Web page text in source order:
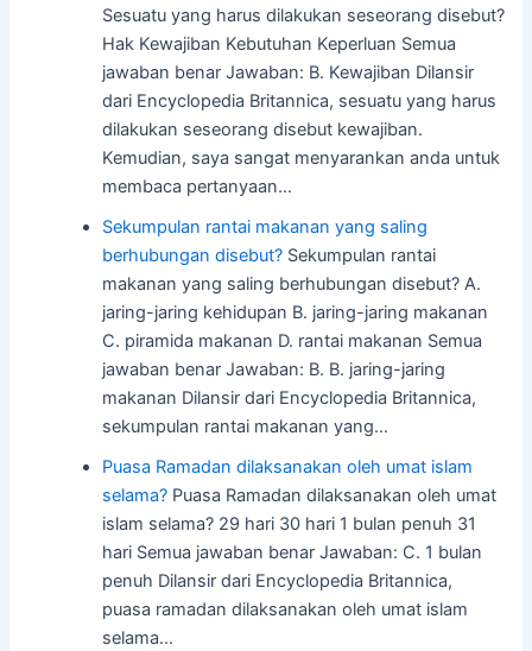
Sesuatu yang harus dilakukan seseorang disebut?
Hak Kewajiban Kebutuhan Keperluan Semua
jawaban benar Jawaban: B. Kewajiban Dilansir
dari Encyclopedia Britannica, sesuatu yang harus
dilakukan seseorang disebut kewajiban.
Kemudian, saya sangat menyarankan anda untuk
membaca pertanyaan…
Sekumpulan rantai makanan yang saling
berhubungan disebut? Sekumpulan rantai
makanan yang saling berhubungan disebut? A.
jaring-jaring kehidupan B. jaring-jaring makanan
C. piramida makanan D. rantai makanan Semua
jawaban benar Jawaban: B. B. jaring-jaring
makanan Dilansir dari Encyclopedia Britannica,
sekumpulan rantai makanan yang…
Puasa Ramadan dilaksanakan oleh umat islam
selama? Puasa Ramadan dilaksanakan oleh umat
islam selama? 29 hari 30 hari 1 bulan penuh 31
hari Semua jawaban benar Jawaban: C. 1 bulan
penuh Dilansir dari Encyclopedia Britannica,
puasa ramadan dilaksanakan oleh umat islam
selama…